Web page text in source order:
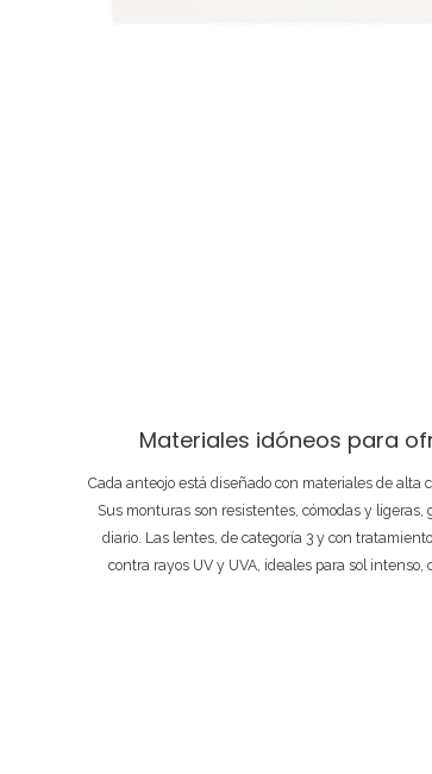
Materiales idóneos para
Cada anteojo está diseñado con materiales de alta
Sus monturas son resistentes, cómodas y
diario. Las lentes, de categoría 3 y con
contra rayos UV y UVA, ideales para sol